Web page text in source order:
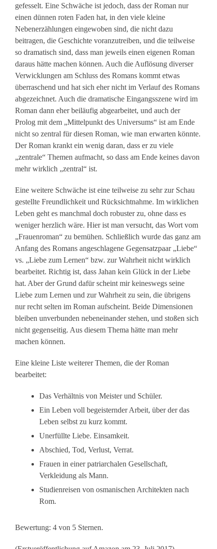
gefesselt. Eine Schwäche ist jedoch, dass der Roman nur
einen dünnen roten Faden hat, in den viele kleine
Nebenerzählungen eingewoben sind, die nicht dazu
beitragen, die Geschichte voranzutreiben, und die teilweise
so dramatisch sind, dass man jeweils einen eigenen Roman
daraus hätte machen können. Auch die Auflösung diverser
Verwicklungen am Schluss des Romans kommt etwas
überraschend und hat sich eher nicht im Verlauf des Romans
abgezeichnet. Auch die dramatische Eingangsszene wird im
Roman dann eher beiläufig abgearbeitet, und auch der
Prolog mit dem „Mittelpunkt des Universums“ ist am Ende
nicht so zentral für diesen Roman, wie man erwarten könnte.
Der Roman krankt ein wenig daran, dass er zu viele
„zentrale“ Themen aufmacht, so dass am Ende keines davon
mehr wirklich „zentral“ ist.
Eine weitere Schwäche ist eine teilweise zu sehr zur Schau
gestellte Freundlichkeit und Rücksichtnahme. Im wirklichen
Leben geht es manchmal doch robuster zu, ohne dass es
weniger herzlich wäre. Hier ist man versucht, das Wort vom
„Frauenroman“ zu bemühen. Schließlich wurde das ganz am
Anfang des Romans angeschlagene Gegensatzpaar „Liebe“
vs. „Liebe zum Lernen“ bzw. zur Wahrheit nicht wirklich
bearbeitet. Richtig ist, dass Jahan kein Glück in der Liebe
hat. Aber der Grund dafür scheint mir keineswegs seine
Liebe zum Lernen und zur Wahrheit zu sein, die übrigens
nur recht selten im Roman aufscheint. Beide Dimensionen
bleiben unverbunden nebeneinander stehen, und stoßen sich
nicht gegenseitig. Aus diesem Thema hätte man mehr
machen können.
Eine kleine Liste weiterer Themen, die der Roman
bearbeitet:
Das Verhältnis von Meister und Schüler.
Ein Leben voll begeisternder Arbeit, über der das
Leben selbst zu kurz kommt.
Unerfüllte Liebe. Einsamkeit.
Abschied, Tod, Verlust, Verrat.
Frauen in einer patriarchalen Gesellschaft,
Verkleidung als Mann.
Studienreisen von osmanischen Architekten nach
Rom.
Bewertung: 4 von 5 Sternen.